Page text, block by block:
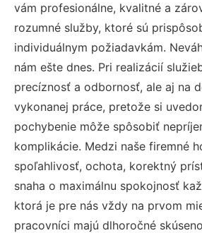
vám profesionálne, kvalitné a
rozumné služby, ktoré sú
individuálnym požiadavkám.
nám ešte dnes. Pri realizácií
precíznosť a odbornosť, ale aj na
vykonanej práce, pretože si
pochybenie môže spôsobiť
komplikácie. Medzi naše firemné
spoľahlivosť, ochota, korektný
snaha o maximálnu spokojnosť
ktorá je pre nás vždy na prvom
pracovníci majú dlhoročné